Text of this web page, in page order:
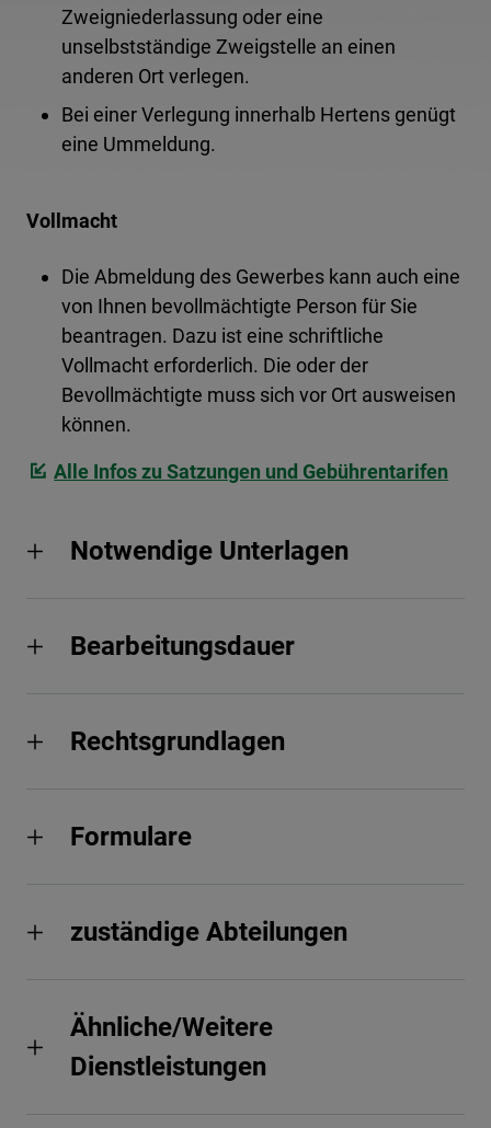
Zweigniederlassung oder eine
unselbstständige Zweigstelle an einen
anderen Ort verlegen.
Bei einer Verlegung innerhalb Hertens genügt
eine Ummeldung.
Vollmacht
Die Abmeldung des Gewerbes kann auch eine
von Ihnen bevollmächtigte Person für Sie
beantragen. Dazu ist eine schriftliche
Vollmacht erforderlich. Die oder der
Bevollmächtigte muss sich vor Ort ausweisen
können.
Alle Infos zu Satzungen und Gebührentarifen
Notwendige Unterlagen
Bearbeitungsdauer
Rechtsgrundlagen
Formulare
zuständige Abteilungen
Ähnliche/Weitere
Dienstleistungen